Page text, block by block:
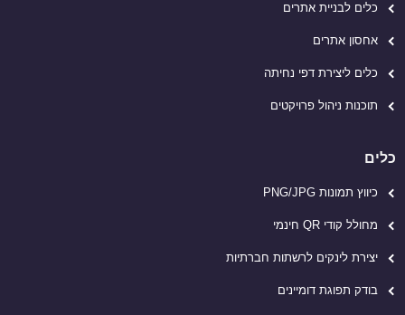
כלים לבניית אתרים
אחסון אתרים
כלים ליצירת דפי נחיתה
תוכנות ניהול פרויקטים
כלים
כיווץ תמונות PNG/JPG
מחולל קודי QR חינמי
יצירת לינקים לרשתות חברתיות
בודק תפוגת דומיינים